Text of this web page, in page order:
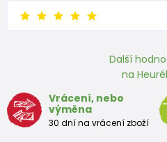
229 Kč
od 139 Kčs DPH
ponožky dívčí - 3pack, Pidilidi,
229 Kč
od 139 Kč
Skladem
Další
na
Vrácení, nebo
výměna
30 dní na vrácení zboží